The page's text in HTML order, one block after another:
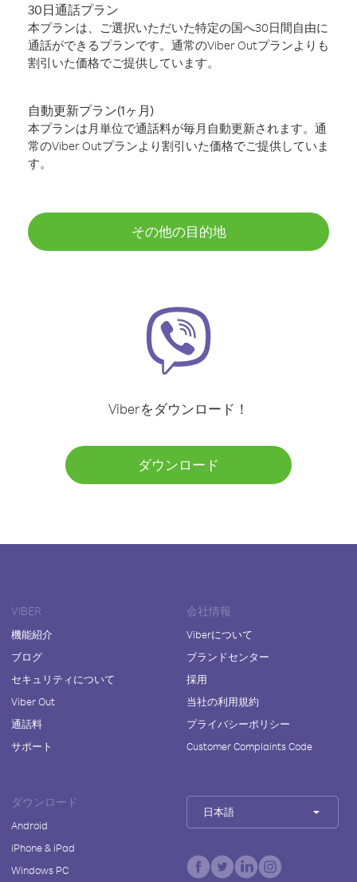
30日通話プラン
本プランは、ご選択いただいた特定の国へ30日間自由に
通話ができるプランです。通常のViber Outプランよりも
割引いた価格でご提供しています。
自動更新プラン(1ヶ月)
本プランは月単位で通話料が毎月自動更新されます。通
常のViber Outプランより割引いた価格でご提供していま
す。
その他の目的地
Viberをダウンロード！
ダウンロード
VIBER
機能紹介
ブログ
セキュリティについて
Viber Out
通話料
サポート
会社情報
Viberについて
ブランドセンター
採用
当社の利用規約
プライバシーポリシー
Customer Complaints Code
ダウンロード
Android
iPhone & iPad
Windows PC
日本語